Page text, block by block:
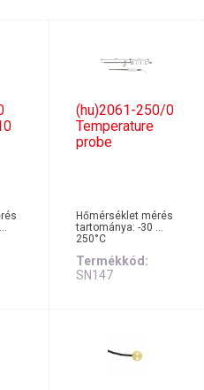
(hu)2061-250/0
Temperature
probe
Hőmérséklet mérés
tartománya: -30 …
250°C
Termékkód
SN147